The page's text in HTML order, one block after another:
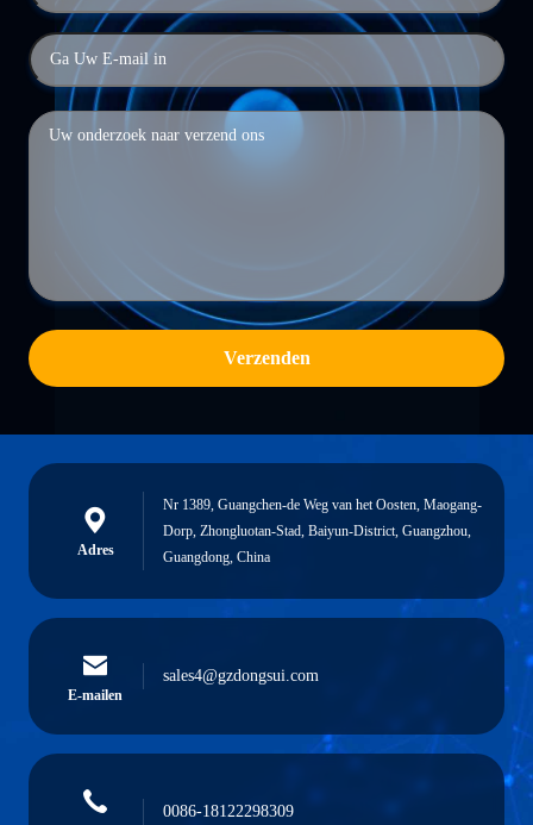
Verzenden
Adres
Nr 1389, Guangchen-de Weg van het Oosten, Maogang-
Dorp, Zhongluotan-Stad, Baiyun-District, Guangzhou,
Guangdong, China
E-mailen
sales4@gzdongsui.com
0086-18122298309